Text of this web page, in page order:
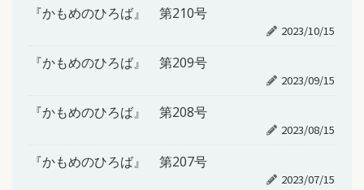
『かもめのひろば』 第210号
2023/10/15
『かもめのひろば』 第209号
2023/09/15
『かもめのひろば』 第208号
2023/08/15
『かもめのひろば』 第207号
2023/07/15